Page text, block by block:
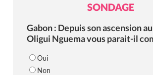
SONDAGE
Gabon : Depuis son ascension
Oligui Nguema vous parait-il
Oui
Non